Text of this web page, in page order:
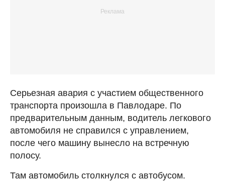
Серьезная авария с участием общественного
транспорта произошла в Павлодаре. По
предварительным данным, водитель легкового
автомобиля не справился с управлением,
после чего машину вынесло на встречную
полосу.
Там автомобиль столкнулся с автобусом.